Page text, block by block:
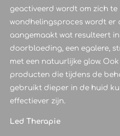
geactiveerd wordt om zich
wondhelingsproces wordt er
aangemaakt wat resulteert
doorbloeding, een egalere,
met een natuurlijke glow.
producten die tijdens de
gebruikt dieper in de huid
effectiever zijn.
Led Therapie